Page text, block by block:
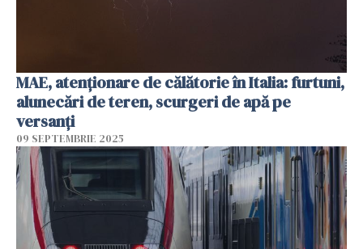
MAE, atenţionare de călătorie în Italia: furtuni,
alunecări de teren, scurgeri de apă pe
versanţi
09 SEPTEMBRIE 2025